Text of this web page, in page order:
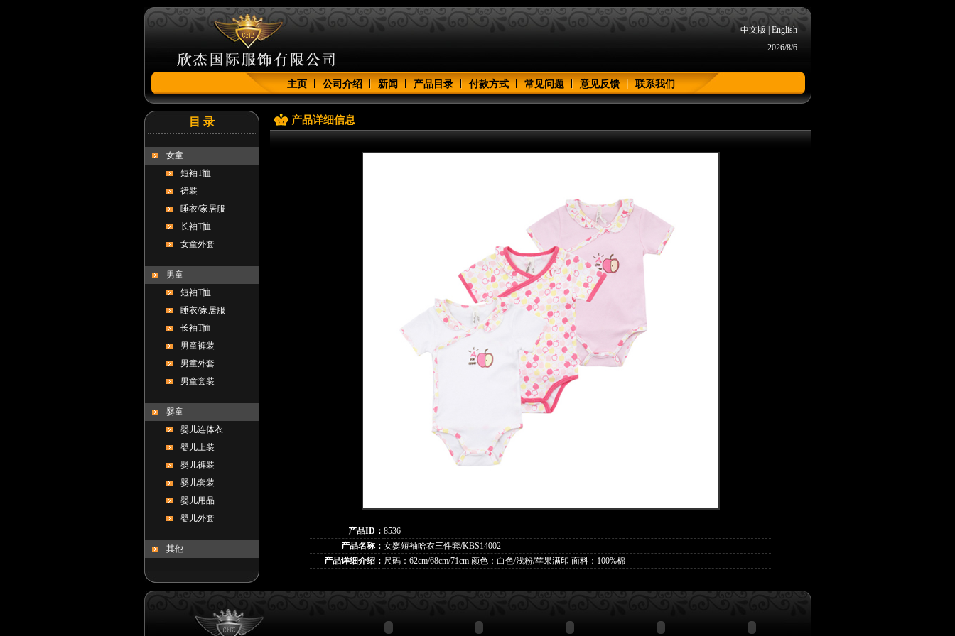
中文版
English
2026/8/6
主页 公司介绍 新闻 产品目录 付款方式 常见问题 意见反馈 联系我们
目 录
女童
短袖T恤
裙装
睡衣/家居服
长袖T恤
女童外套
男童
短袖T恤
睡衣/家居服
长袖T恤
男童裤装
男童外套
男童套装
婴童
婴儿连体衣
婴儿上装
婴儿裤装
婴儿套装
婴儿用品
婴儿外套
其他
产品详细信息
产品ID： 8536
产品名称： 女婴短袖哈衣三件套/KBS14002
产品详细介绍： 尺码：62cm/68cm/71cm 颜色：白色/浅粉/苹果满印 面料：100%棉